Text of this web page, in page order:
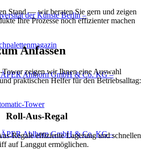
der Künste Berlin –
Ahlhorn GmbH & Co. KG –
Tower
Ahlhorn GmbH & Co. KG –
Stand — wir beraten Sie gern und zeigen
Ihre Prozesse noch effizienter machen
Anfassen
zeigen wir Ihnen eine Auswahl
praktischen Helfer für den Betriebsalltag:
Roll-Aus-Regal
Regale effiziente Lagerung und schnellen
auf Langgut ermöglichen.